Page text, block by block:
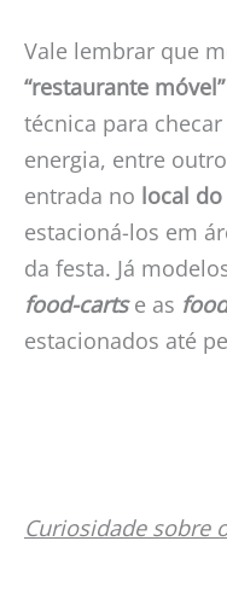
Vale lembrar que
“restaurante móvel”
técnica para
energia, entre
entrada no local
estacioná-los em
da festa. Já
food-cartse as
estacionados até
Curiosidade sobre